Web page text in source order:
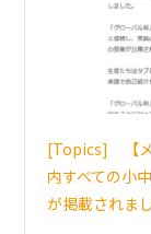
[Topics] 【メ
内すべての小
が掲載されまし